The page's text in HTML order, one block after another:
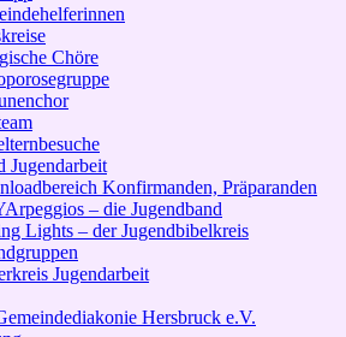
Chöre
Jugendarbeit
Konfirmanden, Präparanden
– die Jugendband
Lights – der Jugendbibelkreis
Jugendarbeit
Hersbruck e.V.